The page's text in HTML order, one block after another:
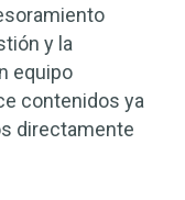
y la
equipo
contenidos ya
directamente